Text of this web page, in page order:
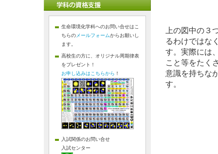
生命環境化学科へのお問い合せはこ
ちらの メールフォームからお願いし
ます。
高校生の方に、オリジナル周期律表
をプレゼント！
お申し込みはこちらから ！
入試関係のお問い合せ
入試センター
上の図中の３
るわけではな
す。実際には
こと等をたく
意識を持ちな
す。